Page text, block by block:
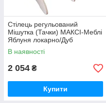
Стілець регульований
Мішутка (Тачки) МАКСІ-Меблі
Яблуня локарно/Дуб
молочний(10452)
В наявності
2 054 ₴
Купити